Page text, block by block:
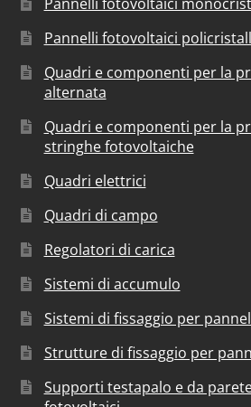
Pannelli fotovoltaici
Quadri e componenti per la
alternata
Quadri e componenti per la
stringhe fotovoltaiche
Quadri elettrici
Quadri di campo
Regolatori di carica
Sistemi di accumulo
Sistemi di fissaggio per
Strutture di fissaggio per
Supporti testapalo e da